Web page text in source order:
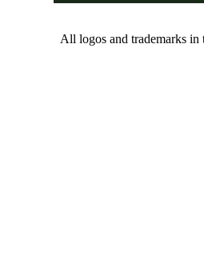
All logos and trademarks in